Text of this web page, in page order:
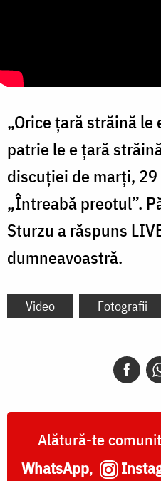
„Orice țară străină le
patrie le e țară
discuției de marți,
„Întreabă preotul”.
Sturzu a răspuns
dumneavoastră.
Video Fotografii
Alătură-te
WhatsApp,